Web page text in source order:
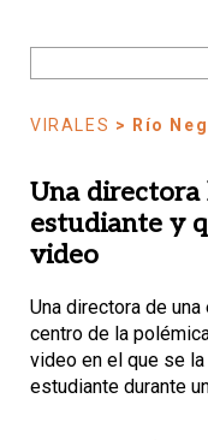
VIRALES > Río
Una directora
estudiante y
video
Una directora de
centro de la
video en el que se
estudiante durante